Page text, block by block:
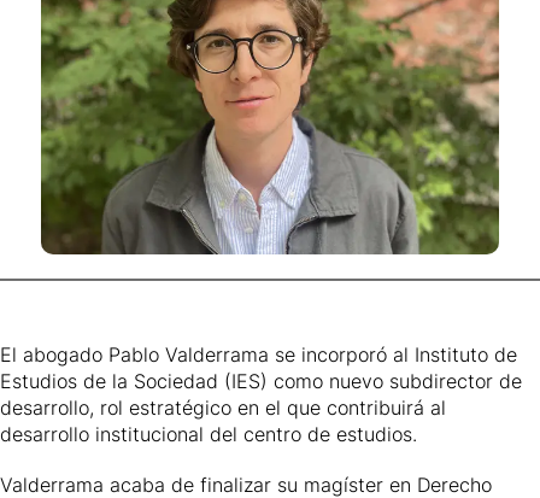
El abogado Pablo Valderrama se incorporó al Instituto de
Estudios de la Sociedad (IES) como nuevo subdirector de
desarrollo, rol estratégico en el que contribuirá al
desarrollo institucional del centro de estudios.
Valderrama acaba de finalizar su magíster en Derecho